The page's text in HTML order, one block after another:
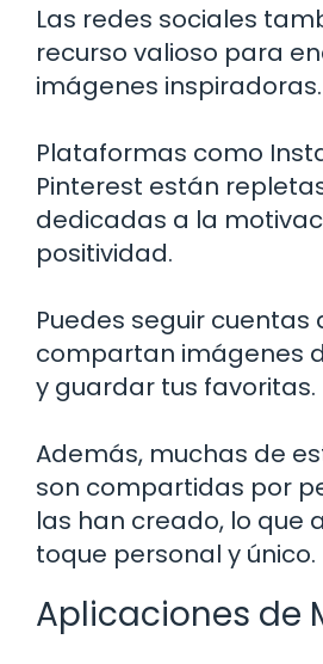
Las redes sociales
recurso valioso para
imágenes inspiradoras.
Plataformas como
Pinterest están
dedicadas a la
positividad.
Puedes seguir cuentas
compartan imágenes
y guardar tus favoritas.
Además, muchas de
son compartidas por
las han creado, lo que
toque personal y único.
Aplicaciones de